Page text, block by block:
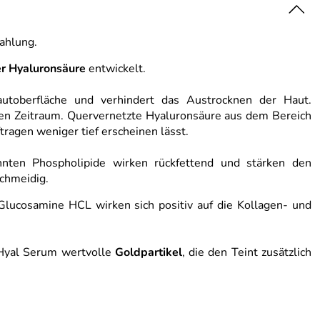
Hyaluronsäure entwickelt.
und verhindert das Austrocknen der Haut.
Zeitraum. Quervernetzte Hyaluronsäure aus dem Bereich
weniger tief erscheinen lässt.
Phospholipide wirken rückfettend und stärken den
HCL wirken sich positiv auf die Kollagen- und
Serum wertvolle Goldpartikel, die den Teint zusätzlich